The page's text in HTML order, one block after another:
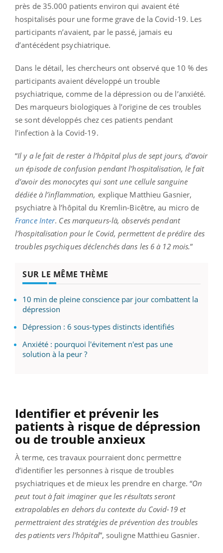
près de 35.000 patients environ qui avaient été
hospitalisés pour une forme grave de la Covid-19. Les
participants n’avaient, par le passé, jamais eu
d’antécédent psychiatrique.
Dans le détail, les chercheurs ont observé que 10 % des
participants avaient développé un trouble
psychiatrique, comme de la dépression ou de l’anxiété.
Des marqueurs biologiques à l’origine de ces troubles
se sont développés chez ces patients pendant
l’infection à la Covid-19.
“Il y a le fait de rester à l’hôpital plus de sept jours, d’avoir
un épisode de confusion pendant l’hospitalisation, le fait
d’avoir des monocytes qui sont une cellule sanguine
dédiée à l’inflammation, explique Matthieu Gasnier,
psychiatre à l’hôpital du Kremlin-Bicêtre, au micro de
France Inter. Ces marqueurs-là, observés pendant
l’hospitalisation pour le Covid, permettent de prédire des
troubles psychiques déclenchés dans les 6 à 12 mois.”
SUR LE MÊME THÈME
10 min de pleine conscience par jour combattent la
dépression
Dépression : 6 sous-types distincts identifiés
Anxiété : pourquoi l'évitement n'est pas une
solution à la peur ?
Identifier et prévenir les
patients à risque de dépression
ou de trouble anxieux
À terme, ces travaux pourraient donc permettre
d’identifier les personnes à risque de troubles
psychiatriques et de mieux les prendre en charge. “On
peut tout à fait imaginer que les résultats seront
extrapolables en dehors du contexte du Covid-19 et
permettraient des stratégies de prévention des troubles
des patients vers l’hôpital”, souligne Matthieu Gasnier.